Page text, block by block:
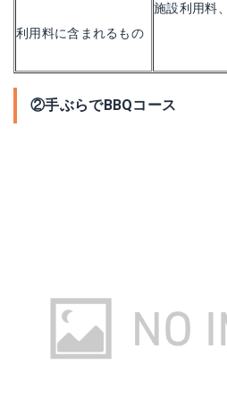
利用料に含まれるもの
施設利用料
②手ぶらでBBQコース